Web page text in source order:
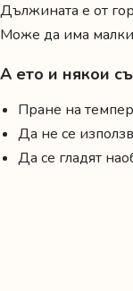
Дължината е от
Може да има малки
А ето и някои
Пране на
Да не се
Да се гладят